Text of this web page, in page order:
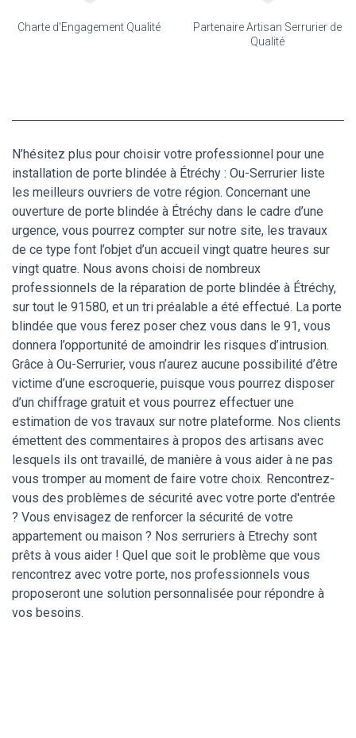
Charte d'Engagement Qualité
Partenaire Artisan Serrurier de
Qualité
N’hésitez plus pour choisir votre professionnel pour une
installation de porte blindée à Étréchy : Ou-Serrurier liste
les meilleurs ouvriers de votre région. Concernant une
ouverture de porte blindée à Étréchy dans le cadre d’une
urgence, vous pourrez compter sur notre site, les travaux
de ce type font l’objet d’un accueil vingt quatre heures sur
vingt quatre. Nous avons choisi de nombreux
professionnels de la réparation de porte blindée à Étréchy,
sur tout le 91580, et un tri préalable a été effectué. La porte
blindée que vous ferez poser chez vous dans le 91, vous
donnera l’opportunité de amoindrir les risques d’intrusion.
Grâce à Ou-Serrurier, vous n’aurez aucune possibilité d’être
victime d’une escroquerie, puisque vous pourrez disposer
d’un chiffrage gratuit et vous pourrez effectuer une
estimation de vos travaux sur notre plateforme. Nos clients
émettent des commentaires à propos des artisans avec
lesquels ils ont travaillé, de manière à vous aider à ne pas
vous tromper au moment de faire votre choix. Rencontrez-
vous des problèmes de sécurité avec votre porte d'entrée
? Vous envisagez de renforcer la sécurité de votre
appartement ou maison ? Nos serruriers à Etrechy sont
prêts à vous aider ! Quel que soit le problème que vous
rencontrez avec votre porte, nos professionnels vous
proposeront une solution personnalisée pour répondre à
vos besoins.